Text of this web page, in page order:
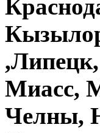
Миасс,
Челны,